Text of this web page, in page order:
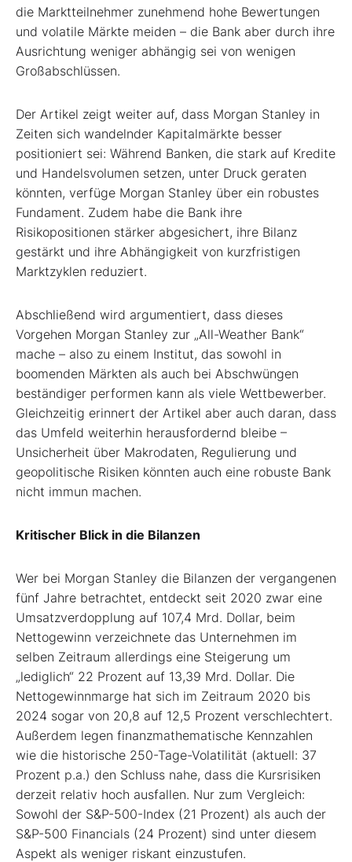
die Marktteilnehmer zunehmend hohe Bewertungen
und volatile Märkte meiden – die Bank aber durch ihre
Ausrichtung weniger abhängig sei von wenigen
Großabschlüssen.
Der Artikel zeigt weiter auf, dass Morgan Stanley in
Zeiten sich wandelnder Kapitalmärkte besser
positioniert sei: Während Banken, die stark auf Kredite
und Handelsvolumen setzen, unter Druck geraten
könnten, verfüge Morgan Stanley über ein robustes
Fundament. Zudem habe die Bank ihre
Risikopositionen stärker abgesichert, ihre Bilanz
gestärkt und ihre Abhängigkeit von kurzfristigen
Marktzyklen reduziert.
Abschließend wird argumentiert, dass dieses
Vorgehen Morgan Stanley zur „All-Weather Bank“
mache – also zu einem Institut, das sowohl in
boomenden Märkten als auch bei Abschwüngen
beständiger performen kann als viele Wettbewerber.
Gleichzeitig erinnert der Artikel aber auch daran, dass
das Umfeld weiterhin herausfordernd bleibe –
Unsicherheit über Makrodaten, Regulierung und
geopolitische Risiken könnten auch eine robuste Bank
nicht immun machen.
Kritischer Blick in die Bilanzen
Wer bei Morgan Stanley die Bilanzen der vergangenen
fünf Jahre betrachtet, entdeckt seit 2020 zwar eine
Umsatzverdopplung auf 107,4 Mrd. Dollar, beim
Nettogewinn verzeichnete das Unternehmen im
selben Zeitraum allerdings eine Steigerung um
„lediglich“ 22 Prozent auf 13,39 Mrd. Dollar. Die
Nettogewinnmarge hat sich im Zeitraum 2020 bis
2024 sogar von 20,8 auf 12,5 Prozent verschlechtert.
Außerdem legen finanzmathematische Kennzahlen
wie die historische 250-Tage-Volatilität (aktuell: 37
Prozent p.a.) den Schluss nahe, dass die Kursrisiken
derzeit relativ hoch ausfallen. Nur zum Vergleich:
Sowohl der S&P-500-Index (21 Prozent) als auch der
S&P-500 Financials (24 Prozent) sind unter diesem
Aspekt als weniger riskant einzustufen.